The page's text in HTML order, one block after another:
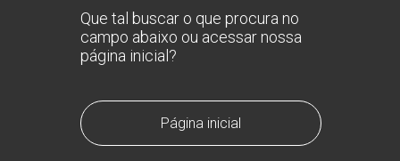
Que tal buscar o que procura no
campo abaixo ou acessar nossa
página inicial?
Página inicial